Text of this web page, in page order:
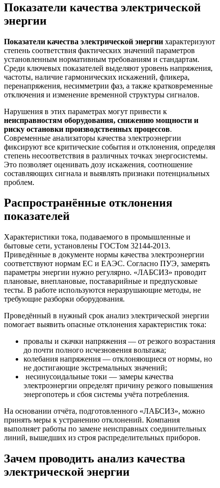
Показатели качества электрической
энергии
Показатели качества электрической энергии характеризуют
степень соответствия фактических значений параметров
установленным нормативным требованиям и стандартам.
Среди ключевых показателей выделяют уровень напряжения,
частоты, наличие гармонических искажений, фликера,
перенапряжения, несимметрии фаз, а также кратковременные
отключения и изменение временной структуры сигналов.
Нарушения в этих параметрах могут привести к
неисправностям оборудования, снижению мощности и
риску остановки производственных процессов.
Современные анализаторы качества электроэнергии
фиксируют все критические события и отклонения, определяя
степень несоответствия в различных точках энергосистемы.
Это позволяет оценивать дозу искажения, соотношение
составляющих сигнала и выявлять признаки потенциальных
проблем.
Распространённые отклонения
показателей
Характеристики тока, подаваемого в промышленные и
бытовые сети, установлены ГОСТом 32144-2013.
Приведённые в документе нормы качества электроэнергии
соответствуют нормам ЕС и ЕАЭС. Согласно ПУЭ, замерять
параметры энергии нужно регулярно. «ЛАБСИЗ» проводит
плановые, внеплановые, поставарийные и предпусковые
тесты. В работе используются неразрушающие методы, не
требующие разборки оборудования.
Проведённый в нужный срок анализ электрической энергии
помогает выявить опасные отклонения характеристик тока:
провалы и скачки напряжения — от резкого возрастания
до почти полного исчезновения вольтажа;
колебания напряжения — отклоняющиеся от нормы, но
не достигающие экстремальных значений;
несинусоидальные токи — замеры качества
электроэнергии определят причину резкого повышения
энергопотерь и сбоя системы учёта потребления.
На основании отчёта, подготовленного «ЛАБСИЗ», можно
принять меры к устранению отклонений. Компания
выполняет работы по замене неисправных соединительных
линий, вышедших из строя распределительных приборов.
Зачем проводить анализ качества
электрической энергии